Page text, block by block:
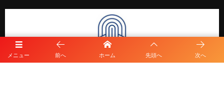
メニュー 前へ ホーム 先頭へ 次へ